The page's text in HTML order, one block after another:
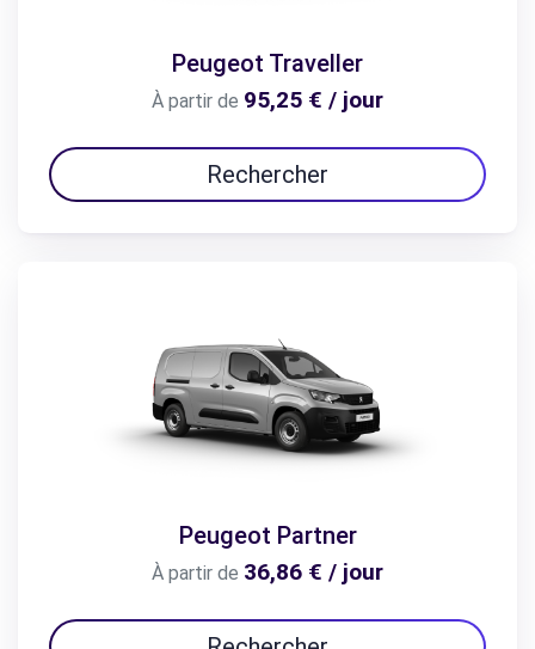
Peugeot Traveller
À partir de 95,25 € / jour
Rechercher
Peugeot Partner
À partir de 36,86 € / jour